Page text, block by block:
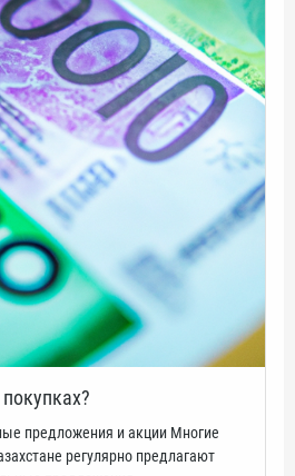
предложения и акции Многие
регулярно предлагают